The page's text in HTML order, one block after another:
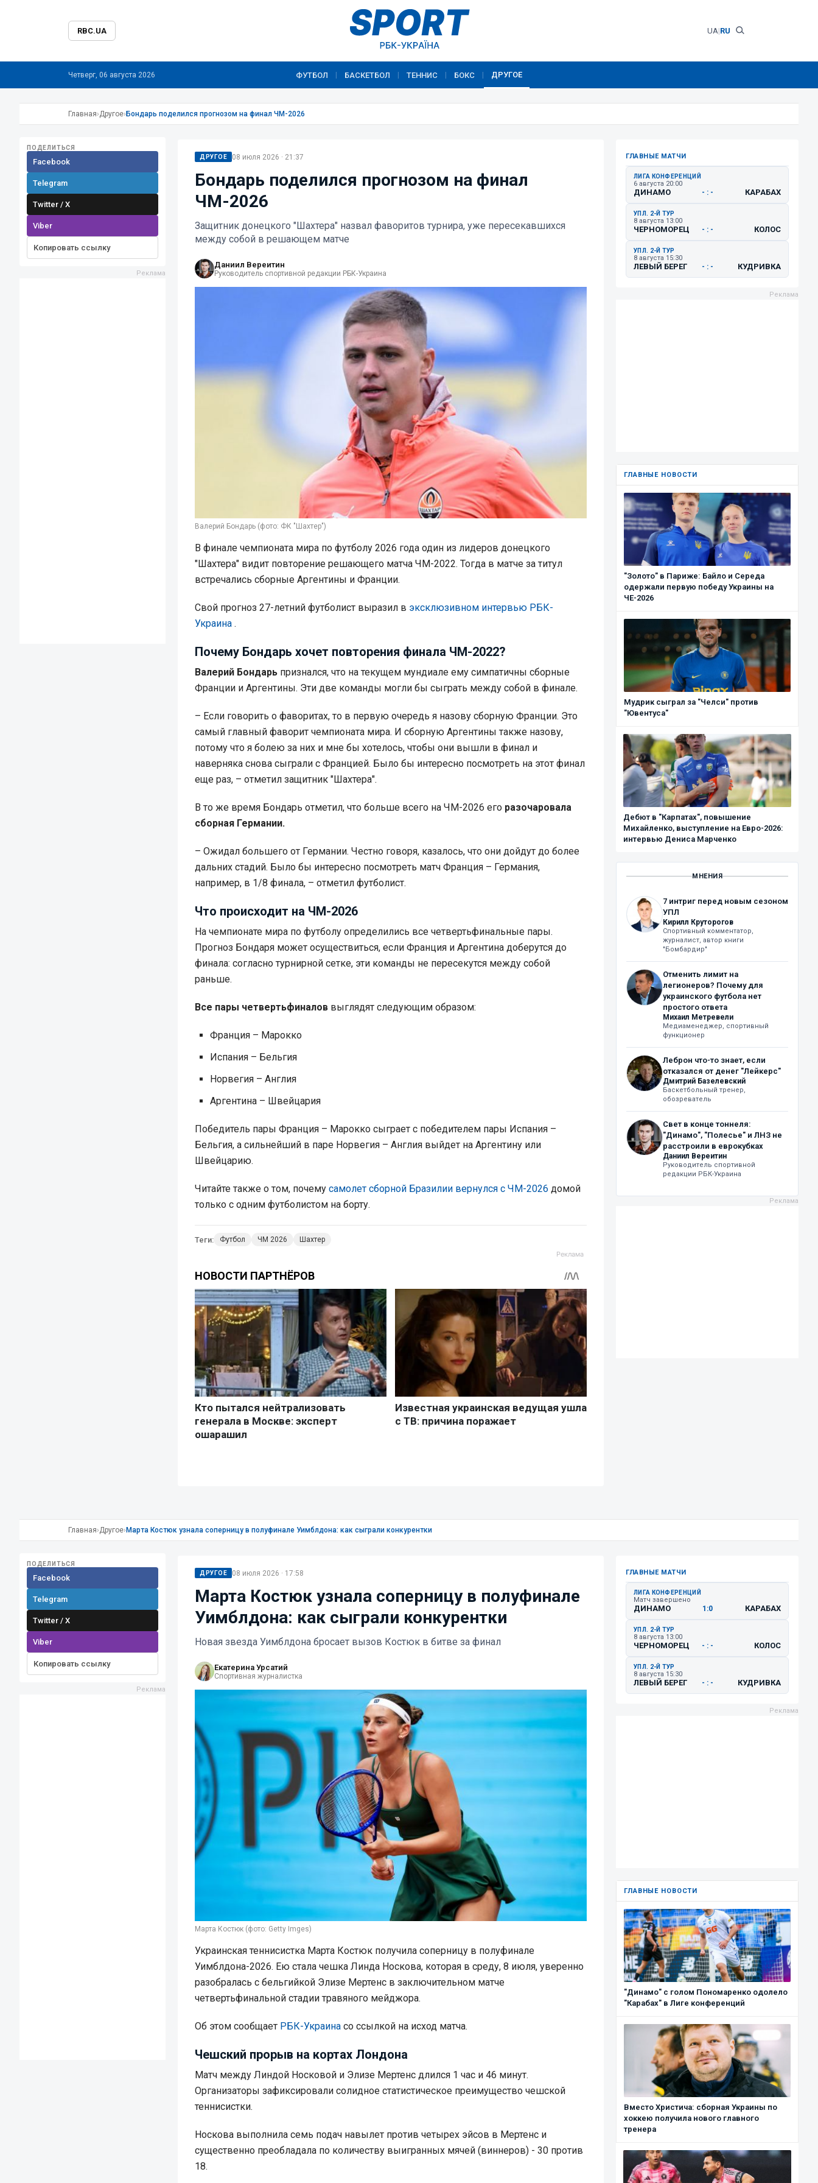
RBC.UA UA|RU
Четверг, 06 августа 2026 ФУТБОЛ БАСКЕТБОЛ ТЕННИС БОКС ДРУГОЕ
Главная›Другое› Бондарь поделился прогнозом на финал ЧМ-2026
ПОДЕЛИТЬСЯ
Facebook
Telegram
Twitter / X
Viber
Копировать ссылку
ДРУГОЕ 08 июля 2026 · 21:37
Бондарь поделился прогнозом на финал
ЧМ-2026
Защитник донецкого "Шахтера" назвал фаворитов турнира, уже пересекавшихся
между собой в решающем матче
Даниил Вереитин
Руководитель спортивной редакции РБК-Украина
Валерий Бондарь (фото: ФК "Шахтер")
В финале чемпионата мира по футболу 2026 года один из лидеров донецкого
"Шахтера" видит повторение решающего матча ЧМ-2022. Тогда в матче за титул
встречались сборные Аргентины и Франции.
Свой прогноз 27-летний футболист выразил в эксклюзивном интервью РБК-
Украина .
Почему Бондарь хочет повторения финала ЧМ-2022?
Валерий Бондарь признался, что на текущем мундиале ему симпатичны сборные
Франции и Аргентины. Эти две команды могли бы сыграть между собой в финале.
– Если говорить о фаворитах, то в первую очередь я назову сборную Франции. Это
самый главный фаворит чемпионата мира. И сборную Аргентины также назову,
потому что я болею за них и мне бы хотелось, чтобы они вышли в финал и
наверняка снова сыграли с Францией. Было бы интересно посмотреть на этот финал
еще раз, – отметил защитник "Шахтера".
В то же время Бондарь отметил, что больше всего на ЧМ-2026 его разочаровала
сборная Германии.
– Ожидал большего от Германии. Честно говоря, казалось, что они дойдут до более
дальних стадий. Было бы интересно посмотреть матч Франция – Германия,
например, в 1/8 финала, – отметил футболист.
Что происходит на ЧМ-2026
На чемпионате мира по футболу определились все четвертьфинальные пары.
Прогноз Бондаря может осуществиться, если Франция и Аргентина доберутся до
финала: согласно турнирной сетке, эти команды не пересекутся между собой
раньше.
Все пары четвертьфиналов выглядят следующим образом:
Франция – Марокко
Испания – Бельгия
Норвегия – Англия
Аргентина – Швейцария
Победитель пары Франция – Марокко сыграет с победителем пары Испания –
Бельгия, а сильнейший в паре Норвегия – Англия выйдет на Аргентину или
Швейцарию.
Читайте также о том, почему самолет сборной Бразилии вернулся с ЧМ-2026 домой
только с одним футболистом на борту.
Теги: Футбол ЧМ 2026 Шахтер
ГЛАВНЫЕ МАТЧИ
ЛИГА КОНФЕРЕНЦИЙ
6 августа 20:00
ДИНАМО - : - КАРАБАХ
УПЛ. 2-Й ТУР
8 августа 13:00
ЧЕРНОМОРЕЦ - : - КОЛОС
УПЛ. 2-Й ТУР
8 августа 15:30
ЛЕВЫЙ БЕРЕГ - : - КУДРИВКА
ГЛАВНЫЕ НОВОСТИ
"Золото" в Париже: Байло и Середа
одержали первую победу Украины на
ЧЕ-2026
Мудрик сыграл за "Челси" против
"Ювентуса"
Дебют в "Карпатах", повышение
Михайленко, выступление на Евро-2026:
интервью Дениса Марченко
МНЕНИЯ
7 интриг перед новым сезоном
УПЛ
Кирилл Круторогов
Спортивный комментатор,
журналист, автор книги
"Бомбардир"
Отменить лимит на
легионеров? Почему для
украинского футбола нет
простого ответа
Михаил Метревели
Медиаменеджер, спортивный
функционер
Леброн что-то знает, если
отказался от денег "Лейкерс"
Дмитрий Базелевский
Баскетбольный тренер,
обозреватель
Свет в конце тоннеля:
"Динамо", "Полесье" и ЛНЗ не
расстроили в еврокубках
Даниил Вереитин
Руководитель спортивной
редакции РБК-Украина
Главная›Другое› Марта Костюк узнала соперницу в полуфинале Уимблдона: как сыграли конкурентки
ПОДЕЛИТЬСЯ
Facebook
Telegram
Twitter / X
Viber
Копировать ссылку
ДРУГОЕ 08 июля 2026 · 17:58
Марта Костюк узнала соперницу в полуфинале
Уимблдона: как сыграли конкурентки
Новая звезда Уимблдона бросает вызов Костюк в битве за финал
Екатерина Урсатий
Спортивная журналистка
Марта Костюк (фото: Getty Imges)
Украинская теннисистка Марта Костюк получила соперницу в полуфинале
Уимблдона-2026. Ею стала чешка Линда Носкова, которая в среду, 8 июля, уверенно
разобралась с бельгийкой Элизе Мертенс в заключительном матче
четвертьфинальной стадии травяного мейджора.
Об этом сообщает РБК-Украина со ссылкой на исход матча.
Чешский прорыв на кортах Лондона
Матч между Линдой Носковой и Элизе Мертенс длился 1 час и 46 минут.
Организаторы зафиксировали солидное статистическое преимущество чешской
теннисистки.
Носкова выполнила семь подач навылет против четырех эйсов в Мертенс и
существенно преобладала по количеству выигранных мячей (виннеров) - 30 против
18.
ГЛАВНЫЕ МАТЧИ
ЛИГА КОНФЕРЕНЦИЙ
Матч завершено
ДИНАМО 1:0 КАРАБАХ
УПЛ. 2-Й ТУР
8 августа 13:00
ЧЕРНОМОРЕЦ - : - КОЛОС
УПЛ. 2-Й ТУР
8 августа 15:30
ЛЕВЫЙ БЕРЕГ - : - КУДРИВКА
ГЛАВНЫЕ НОВОСТИ
"Динамо" с голом Пономаренко одолело
"Карабах" в Лиге конференций
Вместо Христича: сборная Украины по
хоккею получила нового главного
тренера